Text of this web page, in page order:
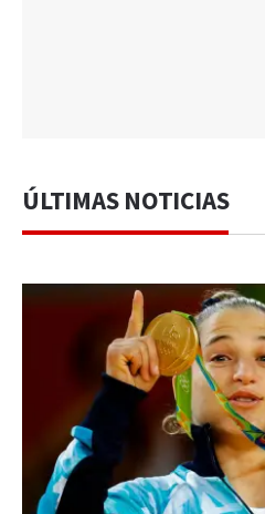
ÚLTIMAS NOTICIAS